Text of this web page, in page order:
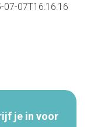
07-07T16:16:16
je in voor